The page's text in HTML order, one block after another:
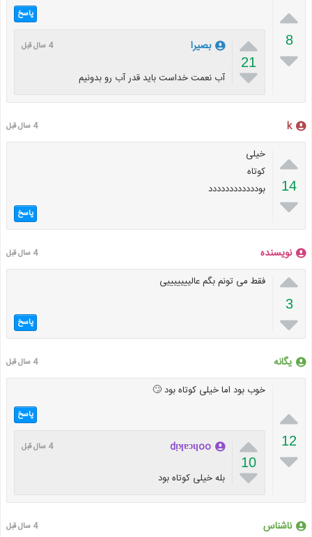

8

پاسخ

21

بصیرا 4 سال قبل
آب نعمت خداست باید قدر آب رو بدونیم
k 4 سال قبل

14

خیلی
کوتاه
بودددددددددددد
پاسخ
نویسنده 4 سال قبل

3

فقط می تونم بگم عالیییییییی
پاسخ
یگانه 4 سال قبل

12

خوب بود اما خیلی کوتاه بود 🙄
پاسخ

10

dᴉʞɐɔɥoo 4 سال قبل
بله خیلی کوتاه بود
ناشناس 4 سال قبل